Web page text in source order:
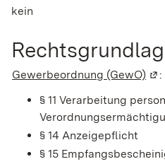
kein
Gewerbeordnung (GewO)
:
§ 11 Verarbeitung
§ 14 Anzeigepflicht
§ 15